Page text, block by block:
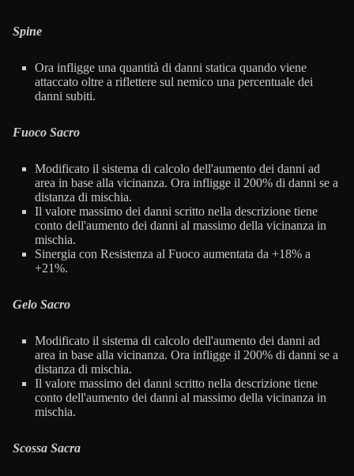
Spine
Ora infligge una quantità di danni statica quando viene
attaccato oltre a riflettere sul nemico una percentuale dei
danni subiti.
Fuoco Sacro
Modificato il sistema di calcolo dell'aumento dei danni ad
area in base alla vicinanza. Ora infligge il 200% di danni se a
distanza di mischia.
Il valore massimo dei danni scritto nella descrizione tiene
conto dell'aumento dei danni al massimo della vicinanza in
mischia.
Sinergia con Resistenza al Fuoco aumentata da +18% a
+21%.
Gelo Sacro
Modificato il sistema di calcolo dell'aumento dei danni ad
area in base alla vicinanza. Ora infligge il 200% di danni se a
distanza di mischia.
Il valore massimo dei danni scritto nella descrizione tiene
conto dell'aumento dei danni al massimo della vicinanza in
mischia.
Scossa Sacra